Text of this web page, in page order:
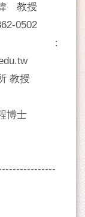
教授
0502
:
教授
博士